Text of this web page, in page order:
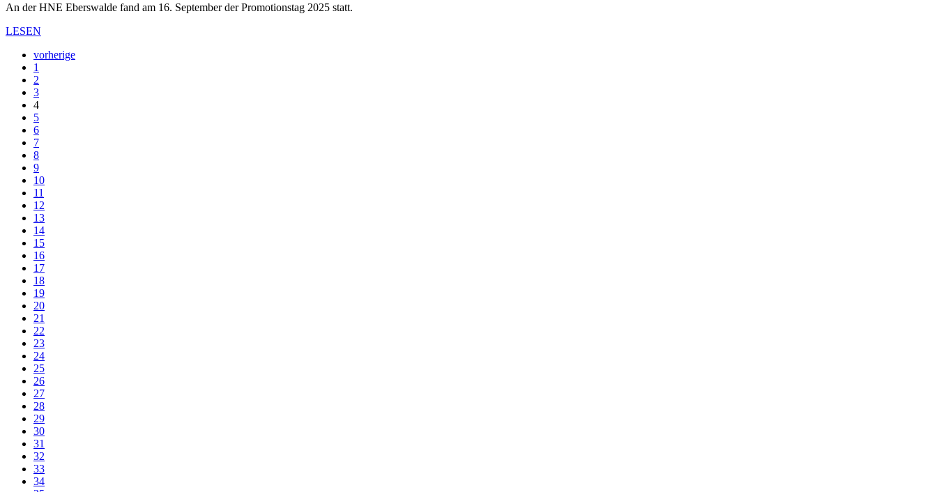
An der HNE Eberswalde fand am 16. September der Promotionstag 2025 statt.
LESEN
vorherige
1
2
3
4
5
6
7
8
9
10
11
12
13
14
15
16
17
18
19
20
21
22
23
24
25
26
27
28
29
30
31
32
33
34